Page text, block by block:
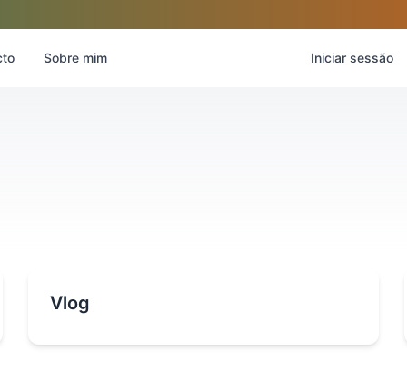
Sobre mim Iniciar sessão
Vlog